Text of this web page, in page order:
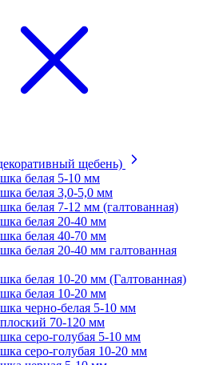
щебень)
белая 5-10 мм
белая 3,0-5,0 мм
белая 7-12 мм (галтованная)
белая 20-40 мм
белая 40-70 мм
белая 20-40 мм галтованная
белая 10-20 мм (Галтованная)
белая 10-20 мм
черно-белая 5-10 мм
70-120 мм
серо-голубая 5-10 мм
серо-голубая 10-20 мм